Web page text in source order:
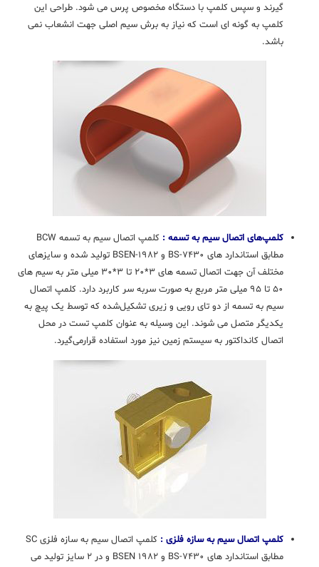
گیرند و سپس کلمپ با دستگاه مخصوص پرس می شود. طراحی این
کلمپ به گونه ای است که نیاز به برش سیم اصلی جهت انشعاب نمی
باشد.
کلمپ‌های اتصال سیم به تسمه :
کلمپ اتصال سیم به تسمه BCW
مطابق استاندارد های BS-۷۴۳۰ و BSEN-۱۹۸۲ تولید شده و سایزهای
مختلف آن جهت اتصال تسمه های ۳*۲۰ تا ۳*۳۰ میلی متر به سیم های
۵۰ تا ۹۵ میلی متر مربع به صورت سربه سر کاربرد دارد. کلمپ اتصال
سیم به تسمه از دو تای رویی و زیری تشکیل‌شده که توسط یک پیچ به
یکدیگر متصل می شوند. این وسیله به عنوان کلمپ تست در محل
اتصال کانداکتور به سیستم زمین نیز مورد استفاده قرار‌می‌گیرد.
کلمپ اتصال سیم به سازه فلزی :
کلمپ اتصال سیم به سازه فلزی SC
مطابق استاندارد های BS-۷۴۳۰ و BSEN ۱۹۸۲ و در ۲ سایز تولید می